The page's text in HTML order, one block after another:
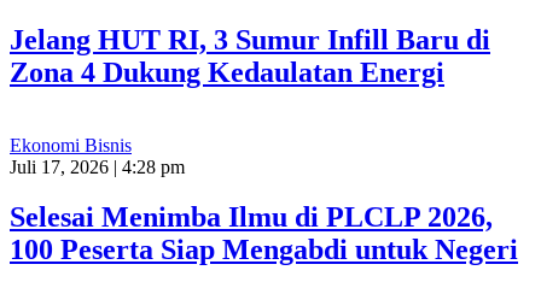
Jelang HUT RI, 3 Sumur Infill Baru di
Zona 4 Dukung Kedaulatan Energi
Ekonomi Bisnis
Juli 17, 2026 | 4:28 pm
Selesai Menimba Ilmu di PLCLP 2026,
100 Peserta Siap Mengabdi untuk Negeri